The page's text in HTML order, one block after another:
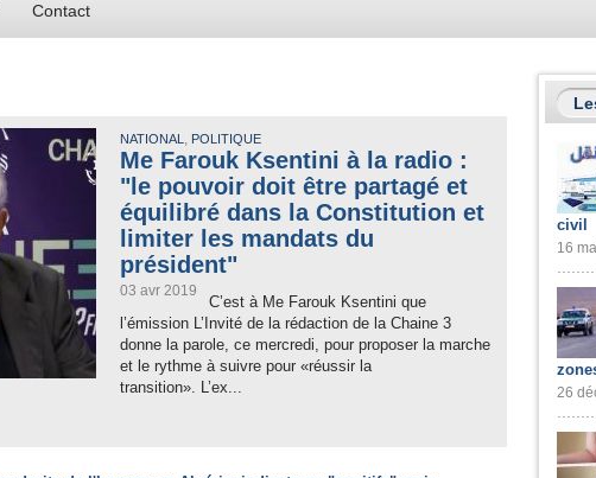
Contact
NATIONAL , POLITIQUE
Me Farouk Ksentini à la radio :
"le pouvoir doit être partagé et
équilibré dans la Constitution et
limiter les mandats du
président"
03 avr 2019
C’est à Me Farouk Ksentini que
l’émission L’Invité de la rédaction de la Chaine 3
donne la parole, ce mercredi, pour proposer la marche
et le rythme à suivre pour «réussir la
transition». L’ex...
civil
16
26